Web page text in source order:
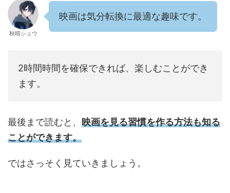
秋晴シュウ
映画は気分転換に最適な趣味です。
2時間時間を確保できれば、楽しむことができ
ます。
最後まで読むと、 映画を見る習慣を作る方法も知る
ことができます。
ではさっそく見ていきましょう。